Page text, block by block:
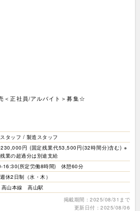
＜正社員/アルバイト＞募集☆
タッフ / 製造スタッフ
230,000円 (固定残業代53,500円(32時間分)含む) ※
業の超過分は別途支給
16:30(所定労働8時間) 休憩60分
休2日制（水・木）
山本線 高山駅
掲載期間：2025/08/31まで
更新日付：2025/08/06